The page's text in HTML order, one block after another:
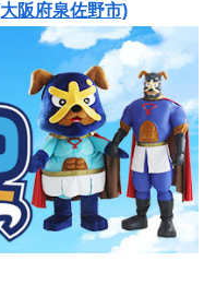
阪府泉佐野市)